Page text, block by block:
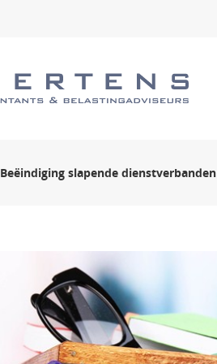
Beëindiging slapende dienstverbanden